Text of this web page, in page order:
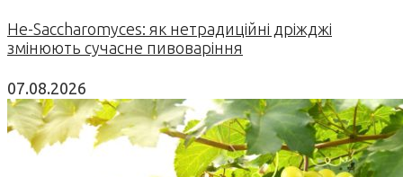
Не-Saccharomyces: як нетрадиційні дріжджі
змінюють сучасне пивоваріння
07.08.2026